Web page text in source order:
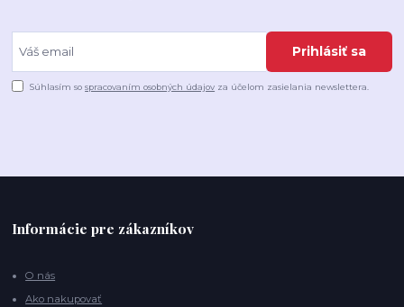
Prihlásiť sa
Súhlasím sospracovaním osobných údajov za účelom zasielania newslettera.
Informácie pre zákazníkov
O nás
Ako nakupovať